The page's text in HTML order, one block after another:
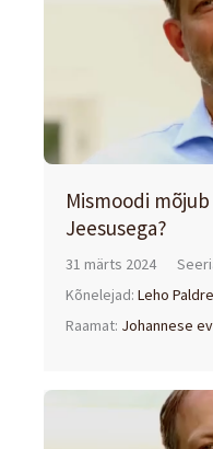
Mismoodi
Jeesusega?
31 märts 2024
Kõnelejad:Leho Paldre
Raamat: Johannese